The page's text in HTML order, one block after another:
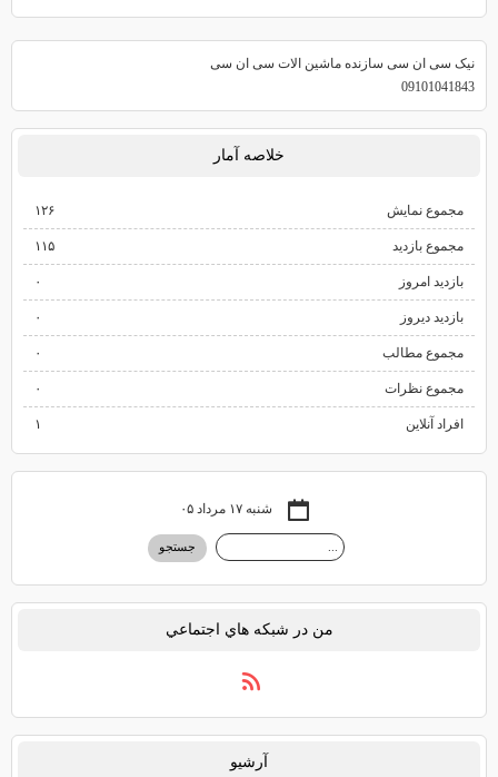
نیک سی ان سی سازنده ماشین الات سی ان سی
09101041843
خلاصه آمار
مجموع نمایش‌ ۱۲۶
مجموع بازدید ۱۱۵
بازدید امروز ۰
بازدید دیروز ۰
مجموع مطالب ۰
مجموع نظرات ۰
افراد آنلاین ۱
شنبه ۱۷ مرداد ۰۵
من در شبكه هاي اجتماعي
آرشيو